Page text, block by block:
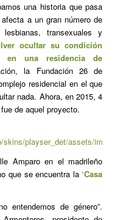
una historia que pasa
a un gran número de
lesbianas, transexuales y
ocultar su condición
en una residencia de
la Fundación 26 de
residencial en el que
nada. Ahora, en 2015, 4
de aquel proyecto.
playser_det/assets/img/
Amparo en el madrileño
que se encuentra la ‘Casa
entendemos de género”.